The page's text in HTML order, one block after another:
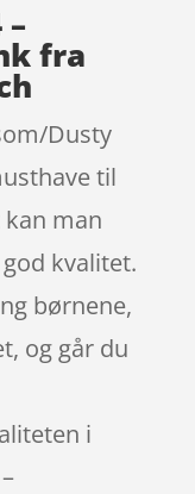
fra
Dusty
til
man
kvalitet.
børnene,
og går du
i